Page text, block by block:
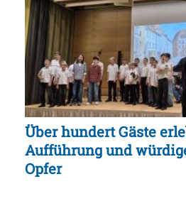
Über hundert Gäste
Aufführung und
Opfer